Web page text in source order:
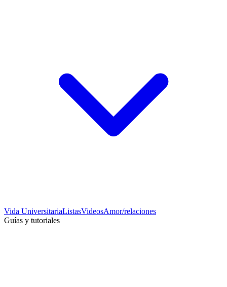
Vida UniversitariaListasVideosAmor/relaciones
Guías y tutoriales